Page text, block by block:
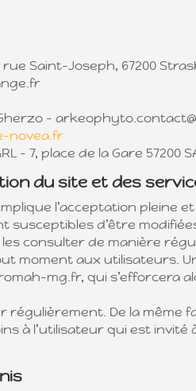
rue Saint-Joseph, 67200
–
novea.fr
– 7, place de la Gare 57200
du site et des
l’acceptation pleine
susceptibles d’être
consulter de manière
moment aux utilisateurs.
mg.fr, qui s’efforcera
régulièrement. De la même
à l’utilisateur qui est